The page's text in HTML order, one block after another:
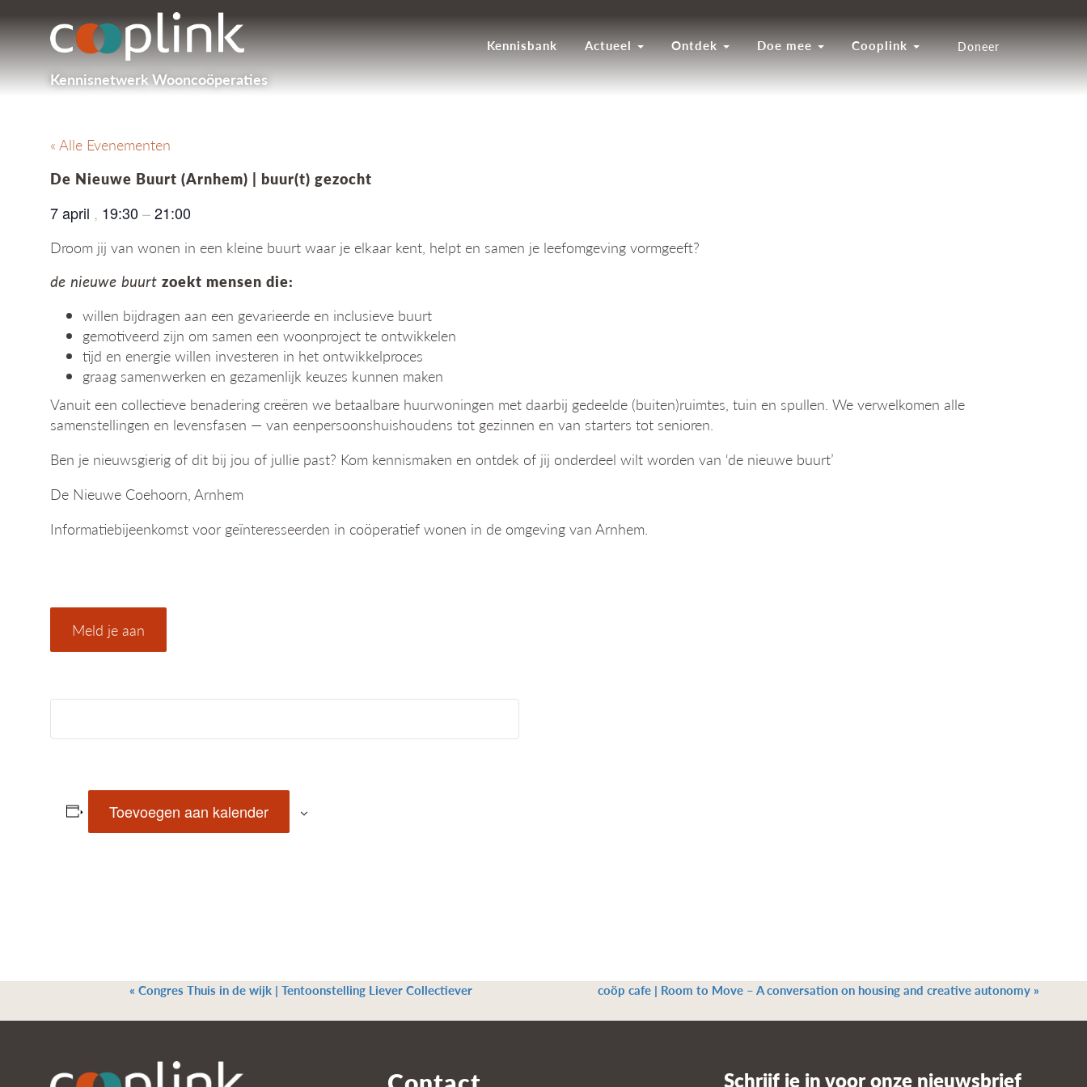
Kennisnetwerk Wooncoöperaties
Kennisbank Actueel Ontdek Doe mee Cooplink Doneer
« Alle Evenementen
De Nieuwe Buurt (Arnhem) | buur(t) gezocht
7 april , 19:30 –21:00
Droom jij van wonen in een kleine buurt waar je elkaar kent, helpt en samen je leefomgeving vormgeeft?
de nieuwe buurt zoekt mensen die:
willen bijdragen aan een gevarieerde en inclusieve buurt
gemotiveerd zijn om samen een woonproject te ontwikkelen
tijd en energie willen investeren in het ontwikkelproces
graag samenwerken en gezamenlijk keuzes kunnen maken
Vanuit een collectieve benadering creëren we betaalbare huurwoningen met daarbij gedeelde (buiten)ruimtes, tuin en spullen. We verwelkomen alle
samenstellingen en levensfasen — van eenpersoonshuishoudens tot gezinnen en van starters tot senioren.
Ben je nieuwsgierig of dit bij jou of jullie past? Kom kennismaken en ontdek of jij onderdeel wilt worden van ‘de nieuwe buurt’
De Nieuwe Coehoorn, Arnhem
Informatiebijeenkomst voor geïnteresseerden in coöperatief wonen in de omgeving van Arnhem.
Meld je aan
Toevoegen aan kalender
« Congres Thuis in de wijk | Tentoonstelling Liever Collectiever coöp cafe | Room to Move – A conversation on housing and creative autonomy »
Schrijf je in voor onze nieuwsbrief